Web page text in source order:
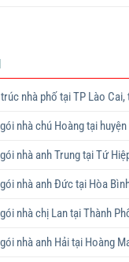
nhà phố tại TP Lào Cai,
nhà chú Hoàng tại
nhà anh Trung tại Tứ
nhà anh Đức tại Hòa
nhà chị Lan tại Thành
nhà anh Hải tại Hoàng